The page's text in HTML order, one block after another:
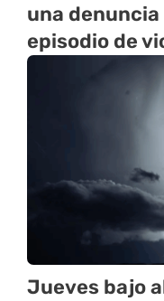
una
episodio de
Jueves bajo